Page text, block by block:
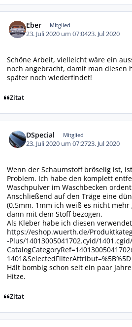
Eber Mitglied
23. Juli 2020 um 07:0423. Jul 2020
Schöne Arbeit, vielleicht wäre ein
noch angebracht, damit man diesen
später noch wiederfindet!
Zitat
DSpecial Mitglied
23. Juli 2020 um 07:2723. Jul 2020
Wenn der Schaumstoff bröselig ist,
Problem. Ich habe den komplett
Waschpulver im Waschbecken
Anschließend auf den Träge eine
(0,5mm, 1mm ich weiß es nicht
dann mit dem Stoff bezogen.
Als Kleber habe ich diesen
https://eshop.wuerth.de/
-Plus/14013005041702.cyid/
1401&SelectedFilterAttribut=%5B%5D
Hält bombig schon seit ein paar
Hitze.
Zitat